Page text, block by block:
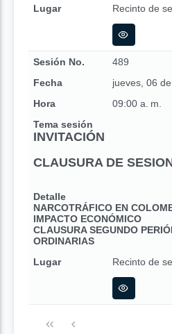
Lugar
Recinto de
Sesión No.
489
Fecha
jueves, 06
Hora
09:00 a. m.
Tema sesión
INVITACIÓN
CLAUSURA DE
Detalle
NARCOTRÁFICO EN
IMPACTO ECONÓMICO
CLAUSURA SEGUNDO
ORDINARIAS
Lugar
Recinto de